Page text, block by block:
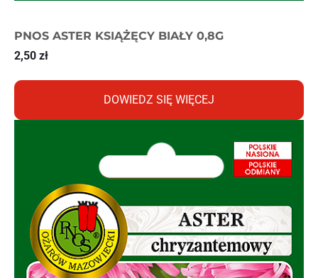
PNOS ASTER KSIĄŻĘCY BIAŁY 0,8G
2,50 zł
DOWIEDZ SIĘ WIĘCEJ